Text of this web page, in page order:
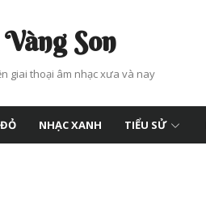
Vàng Son
giai thoại âm nhạc xưa và nay
NHẠC XANH TIỂU SỬ